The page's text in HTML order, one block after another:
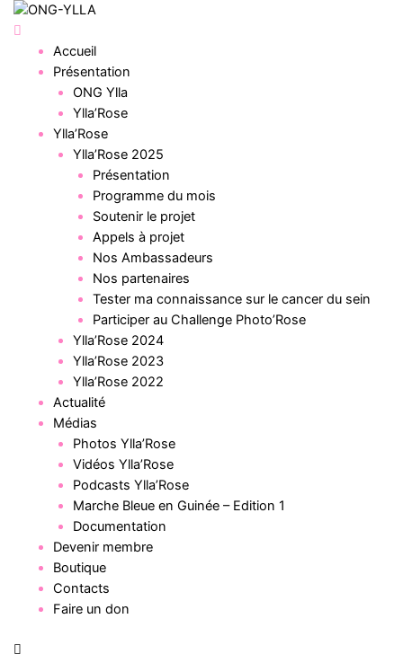
Menu
Accueil
Présentation
ONG Ylla
Ylla’Rose
Ylla’Rose
Ylla’Rose 2025
Présentation
Programme du mois
Soutenir le projet
Appels à projet
Nos Ambassadeurs
Nos partenaires
Tester ma connaissance sur le cancer du sein
Participer au Challenge Photo’Rose
Ylla’Rose 2024
Ylla’Rose 2023
Ylla’Rose 2022
Actualité
Médias
Photos Ylla’Rose
Vidéos Ylla’Rose
Podcasts Ylla’Rose
Marche Bleue en Guinée – Edition 1
Documentation
Devenir membre
Boutique
Contacts
Faire un don